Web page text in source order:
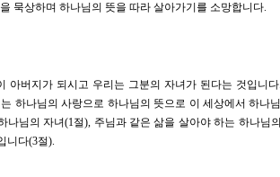
묵상하며 하나님의 뜻을 따라 살아가기를 소망합니다.
아버지가 되시고 우리는 그분의 자녀가 된다는 것입니다.
하나님의 사랑으로 하나님의 뜻으로 이 세상에서 하나님
님의 자녀(1절), 주님과 같은 삶을 살아야 하는 하나님의
니다(3절).